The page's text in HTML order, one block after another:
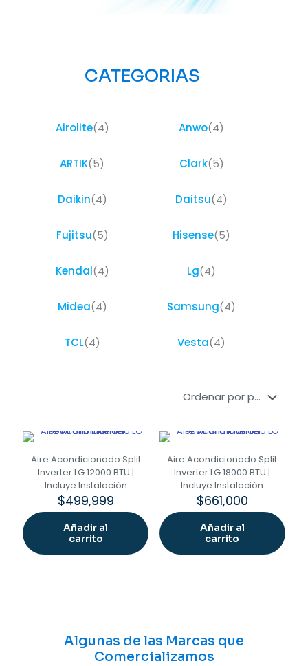
CATEGORIAS
Airolite(4) Anwo(4)
ARTIK(5) Clark(5)
Daikin(4) Daitsu(4)
Fujitsu(5) Hisense(5)
Kendal(4) Lg(4)
Midea(4) Samsung(4)
TCL(4) Vesta(4)
Aire Acondicionado Split
Inverter LG 12000 BTU |
Incluye Instalación
$499,999
Añadir al
carrito
Aire Acondicionado Split
Inverter LG 18000 BTU |
Incluye Instalación
$661,000
Añadir al
carrito
Algunas de las Marcas que
Comercializamos